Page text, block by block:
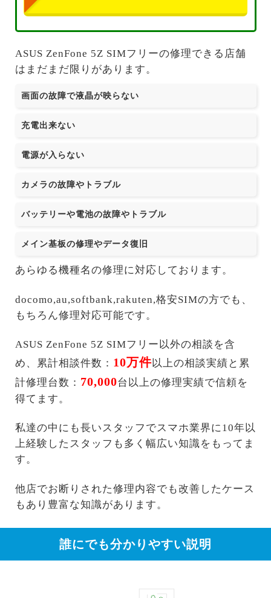
ASUS ZenFone 5Z SIMフリーの修理できる店舗
はまだまだ限りがあります。
画面の故障で液晶が映らない
充電出来ない
電源が入らない
カメラの故障やトラブル
バッテリーや電池の故障やトラブル
メイン基板の修理やデータ復旧
あらゆる機種名の修理に対応しております。
docomo,au,softbank,rakuten,格安SIMの方でも、
もちろん修理対応可能です。
ASUS ZenFone 5Z SIMフリー以外の相談を含
め、累計相談件数： 10万件以上の相談実績と累
計修理台数： 70,000台以上の修理実績で信頼を
得てます。
私達の中にも長いスタッフでスマホ業界に10年以
上経験したスタッフも多く幅広い知識をもってま
す。
他店でお断りされた修理内容でも改善したケース
もあり豊富な知識があります。
誰にでも分かりやすい説明